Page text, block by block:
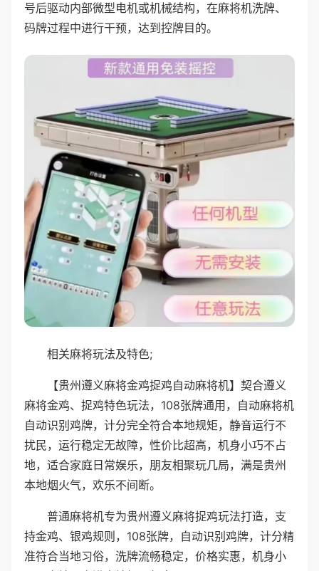
号后驱动内部微型电机或机械结构，在麻将机洗牌、
码牌过程中进行干预，达到控牌目的。
相关麻将玩法及特色;
【贵州遵义麻将金鸡捉鸡自动麻将机】契合遵义
麻将金鸡、捉鸡特色玩法，108张牌通用，自动麻将机
自动识别鸡牌，计分完全符合本地规矩，静音运行不
扰民，运行稳定无故障，性价比超高，机身小巧不占
地，适合家庭日常娱乐，朋友相聚玩几局，满是贵州
本地烟火气，欢乐不间断。
普通麻将机专为贵州遵义麻将捉鸡玩法打造，支
持金鸡、银鸡规则，108张牌，自动识别鸡牌，计分精
准符合当地习俗，洗牌流畅稳定，价格实惠，机身小